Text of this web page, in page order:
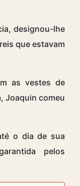
designou-lhe
que estavam
as vestes de
Joaquin comeu
o dia de sua
pelos